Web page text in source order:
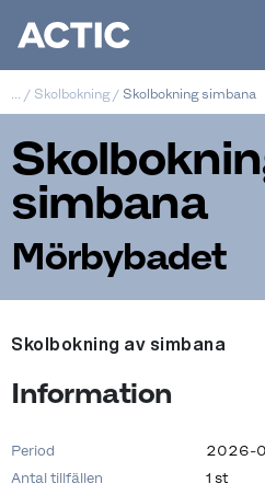
/ Skolbokning/ Skolbokning simbana
simbana
Mörbybadet
Skolbokning av simbana
Information
Period
2026-
Antal tillfällen
1 st